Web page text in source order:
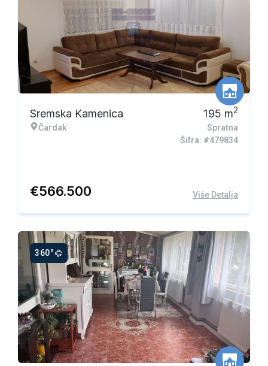
Sremska Kamenica
Čardak
195 m2
Spratna
Šifra: #479834
€566.500 Više Detalja
360°